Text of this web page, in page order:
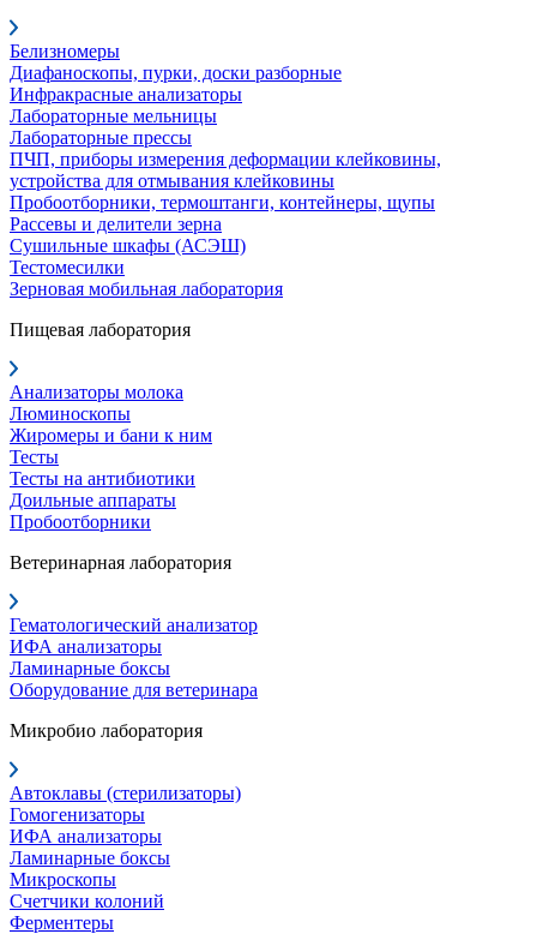
Белизномеры
Диафаноскопы, пурки, доски разборные
Инфракрасные анализаторы
Лабораторные мельницы
Лабораторные прессы
ПЧП, приборы измерения деформации клейковины,
устройства для отмывания клейковины
Пробоотборники, термоштанги, контейнеры, щупы
Рассевы и делители зерна
Сушильные шкафы (АСЭШ)
Тестомесилки
Зерновая мобильная лаборатория
Пищевая лаборатория
Анализаторы молока
Люминоскопы
Жиромеры и бани к ним
Тесты
Тесты на антибиотики
Доильные аппараты
Пробоотборники
Ветеринарная лаборатория
Гематологический анализатор
ИФА анализаторы
Ламинарные боксы
Оборудование для ветеринара
Микробио лаборатория
Автоклавы (стерилизаторы)
Гомогенизаторы
ИФА анализаторы
Ламинарные боксы
Микроскопы
Счетчики колоний
Ферментеры